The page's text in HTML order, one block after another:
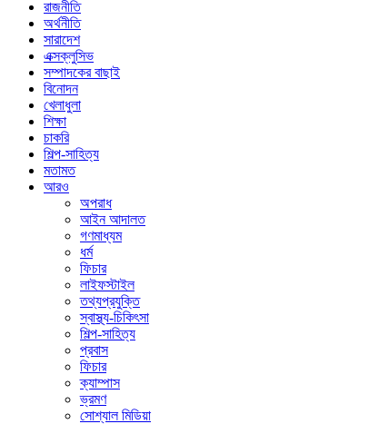
রাজনীতি
অর্থনীতি
সারাদেশ
এক্সক্লুসিভ
সম্পাদকের বাছাই
বিনোদন
খেলাধুলা
শিক্ষা
চাকরি
শিল্প-সাহিত্য
মতামত
আরও
অপরাধ
আইন আদালত
গণমাধ্যম
ধর্ম
ফিচার
লাইফস্টাইল
তথ্যপ্রযুক্তি
স্বাস্থ্য-চিকিৎসা
শিল্প-সাহিত্য
প্রবাস
ফিচার
ক্যাম্পাস
ভ্রমণ
সোশ্যাল মিডিয়া